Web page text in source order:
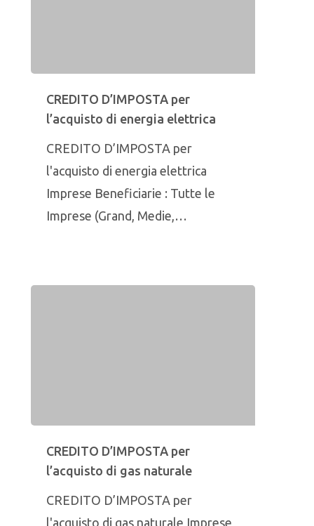
CREDITO D’IMPOSTA per
l’acquisto di energia elettrica
CREDITO D’IMPOSTA per
l'acquisto di energia elettrica
Imprese Beneficiarie : Tutte le
Imprese (Grand, Medie,…
CREDITO D’IMPOSTA per
l’acquisto di gas naturale
CREDITO D’IMPOSTA per
l'acquisto di gas naturale Imprese